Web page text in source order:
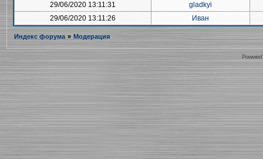
29/06/2020 13:11:31
gladkyi
29/06/2020 13:11:26
Иван
Индекс форума » Модерация